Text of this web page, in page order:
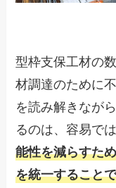
型枠支保工材の
材調達のために
を読み解きなが
るのは、容易で
能性を減らすた
を統一すること